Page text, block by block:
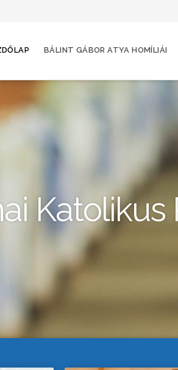
BÁLINT GÁBOR ATYA HOMÍLIÁI
Katolikus